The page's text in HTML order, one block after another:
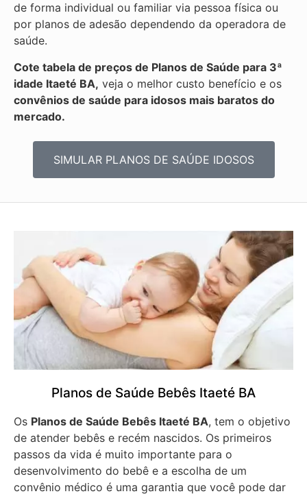
de forma individual ou familiar via pessoa física ou
por planos de adesão dependendo da operadora de
saúde.
Cote tabela de preços de Planos de Saúde para 3ª
idade Itaeté BA, veja o melhor custo benefício e os
convênios de saúde para idosos mais baratos do
mercado.
SIMULAR PLANOS DE SAÚDE IDOSOS
Planos de Saúde Bebês Itaeté BA
Os Planos de Saúde Bebês Itaeté BA, tem o objetivo
de atender bebês e recém nascidos. Os primeiros
passos da vida é muito importante para o
desenvolvimento do bebê e a escolha de um
convênio médico é uma garantia que você pode dar